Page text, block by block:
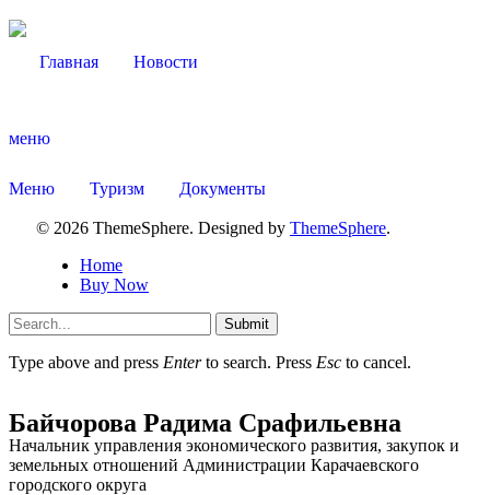
Главная Новости
меню
Меню Туризм Документы
© 2026 ThemeSphere. Designed by ThemeSphere.
Home
Buy Now
Submit
Type above and press Enterto search. Press Esc to cancel.
Об округе
Байчорова Радима Срафильевна
Начальник управления экономического развития, закупок и
земельных отношений Администрации Карачаевского
городского округа